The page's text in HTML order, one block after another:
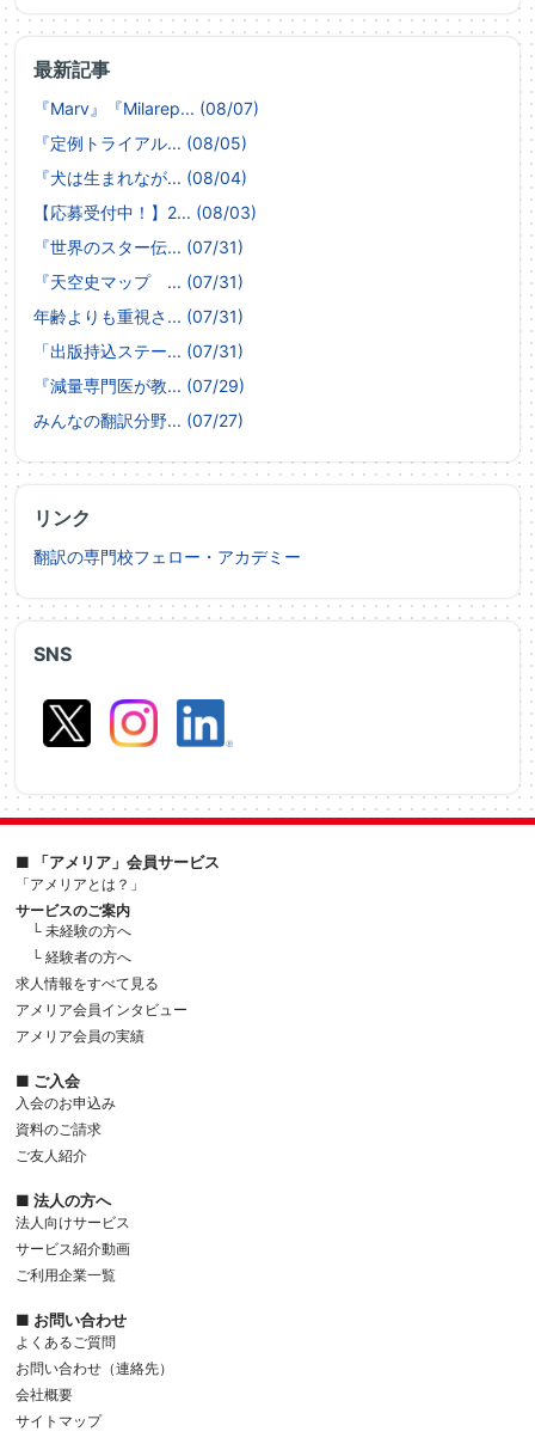
SNS
最新記事
『Marv』『Milarep... (08/07)
『定例トライアル... (08/05)
『犬は生まれなが... (08/04)
【応募受付中！】2... (08/03)
『世界のスター伝... (07/31)
『天空史マップ ... (07/31)
年齢よりも重視さ... (07/31)
「出版持込ステー... (07/31)
『減量専門医が教... (07/29)
みんなの翻訳分野... (07/27)
リンク
翻訳の専門校フェロー・アカデミー
■ 「アメリア」会員サービス
「アメリアとは？」
サービスのご案内
└ 未経験の方へ
└ 経験者の方へ
求人情報をすべて見る
アメリア会員インタビュー
アメリア会員の実績
■ ご入会
入会のお申込み
資料のご請求
ご友人紹介
■ 法人の方へ
法人向けサービス
サービス紹介動画
ご利用企業一覧
■ お問い合わせ
よくあるご質問
お問い合わせ（連絡先）
会社概要
サイトマップ